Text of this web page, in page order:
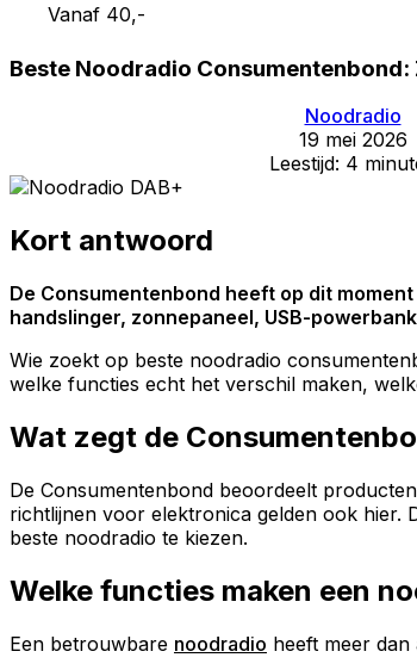
Vanaf 40,-
Bij bestellingen voor 23:59
om te retourneren
Beste Noodradio Consumentenbond:
Noodradio
19 mei 2026
Leestijd: 4
Kort antwoord
De Consumentenbond heeft op dit
handslinger, zonnepaneel, USB-
Wie zoekt op beste noodradio
welke functies echt het verschil maken,
Wat zegt de
De Consumentenbond beoordeelt
richtlijnen voor elektronica gelden ook hier.
beste noodradio te kiezen.
Welke functies maken een
Een betrouwbare noodradio heeft meer dan